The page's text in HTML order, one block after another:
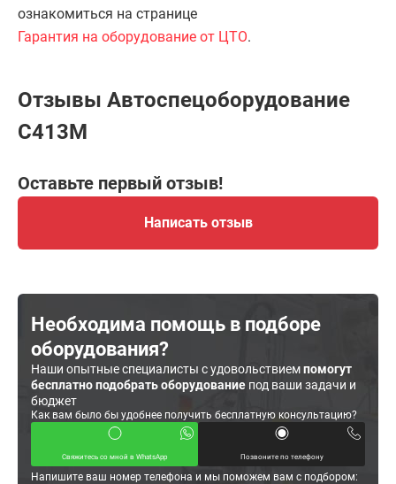
ознакомиться на странице
Гарантия на оборудование от ЦТО.
Отзывы Автоспецоборудование
С413М
Оставьте первый отзыв!
Написать отзыв
Необходима помощь в подборе
оборудования?
Наши опытные специалисты с удовольствиемпомогут
бесплатно подобрать оборудование под ваши задачи и
бюджет
Как вам было бы удобнее получить бесплатную консультацию?
Свяжитесь со мной в WhatsApp Позвоните по телефону
Напишите ваш номер телефона и мы поможем вам с подбором: